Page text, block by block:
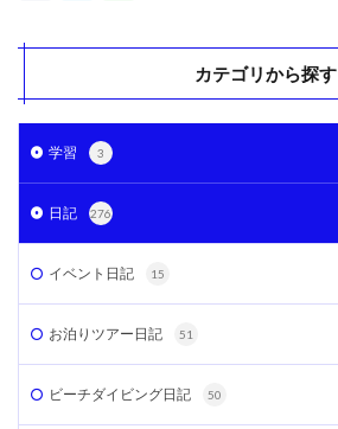
カテゴリから探す
学習 3
日記 276
イベント日記 15
お泊りツアー日記 51
ビーチダイビング日記 50